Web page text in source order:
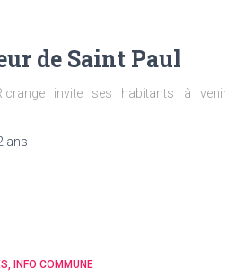
de Saint Paul
Ricrange invite ses habitants à venir
ans
INFO COMMUNE